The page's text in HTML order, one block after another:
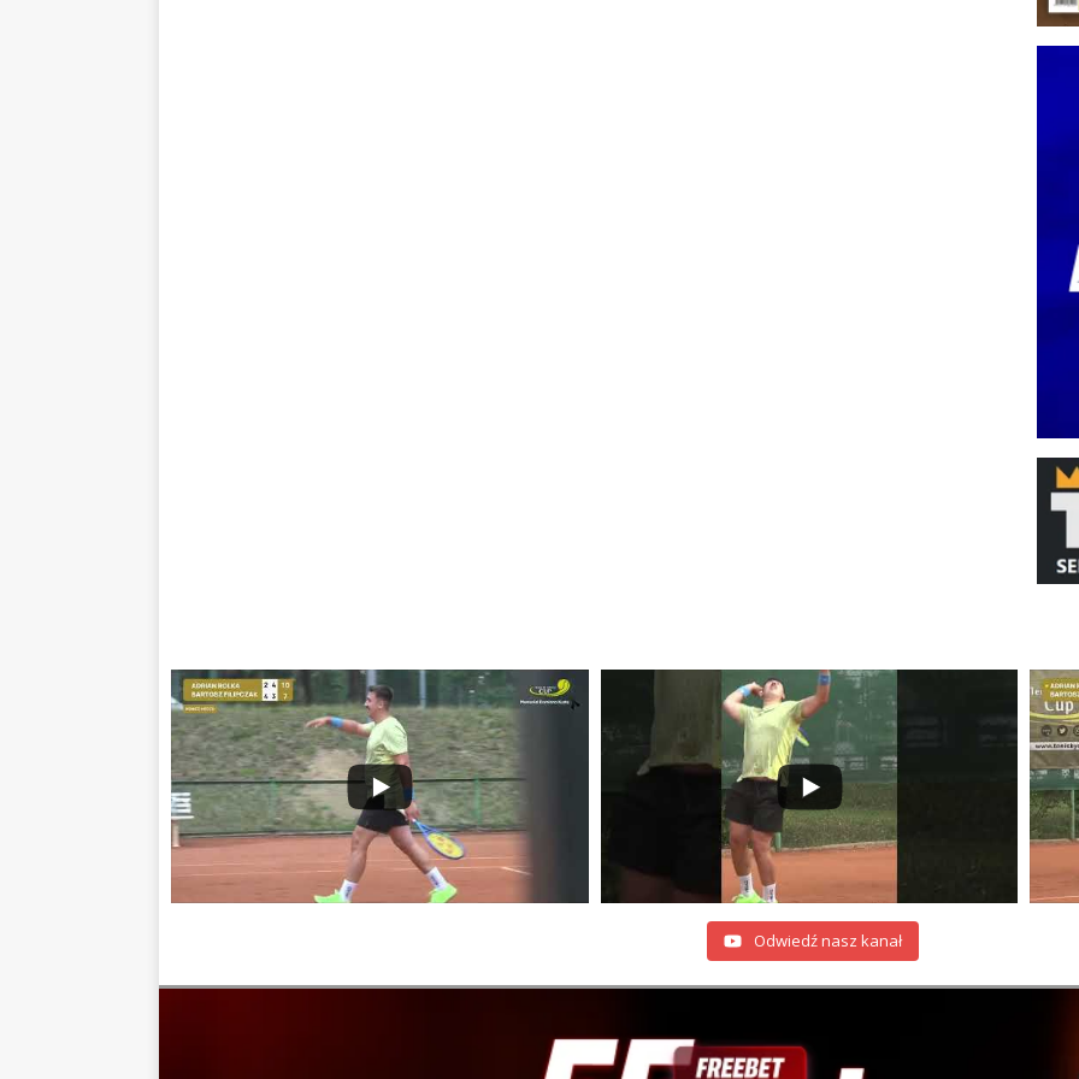
Odwiedź nasz kanał